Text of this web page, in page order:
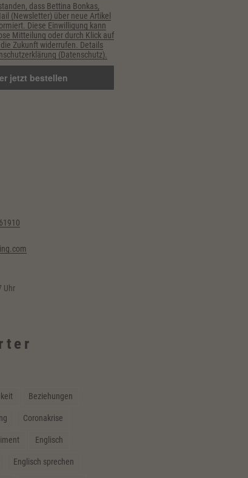
dass Bettina Bonkas,
(Newsletter) über neue Artikel
Diese Einwilligung kann
Mitteilung oder durch Klick auf
Zukunft widerrufen. Details
(Datenschutz).
Uhr
Beziehungen
Coronakrise
Englisch
Englisch sprechen